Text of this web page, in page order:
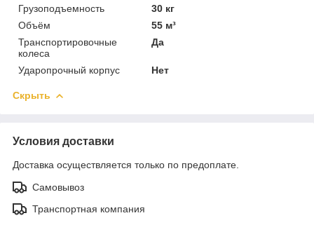
Грузоподъемность
30 кг
Объём
55 м³
Транспортировочные
колеса
Да
Ударопрочный корпус Нет
Скрыть
Условия доставки
Доставка осуществляется только по предоплате.
Самовывоз
Транспортная компания